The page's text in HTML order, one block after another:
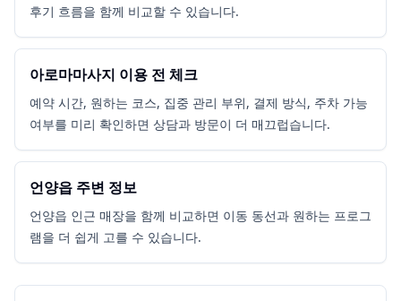
후기 흐름을 함께 비교할 수 있습니다.
아로마마사지 이용 전 체크
예약 시간, 원하는 코스, 집중 관리 부위, 결제 방식, 주차 가능
여부를 미리 확인하면 상담과 방문이 더 매끄럽습니다.
언양읍 주변 정보
언양읍 인근 매장을 함께 비교하면 이동 동선과 원하는 프로그
램을 더 쉽게 고를 수 있습니다.